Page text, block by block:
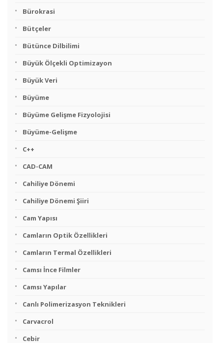
Bürokrasi
Bütçeler
Bütünce Dilbilimi
Büyük Ölçekli Optimizayon
Büyük Veri
Büyüme
Büyüme Gelişme Fizyolojisi
Büyüme-Gelişme
C++
CAD-CAM
Cahiliye Dönemi
Cahiliye Dönemi Şiiri
Cam Yapısı
Camların Optik Özellikleri
Camların Termal Özellikleri
Camsı İnce Filmler
Camsı Yapılar
Canlı Polimerizasyon Teknikleri
Carvacrol
Cebir